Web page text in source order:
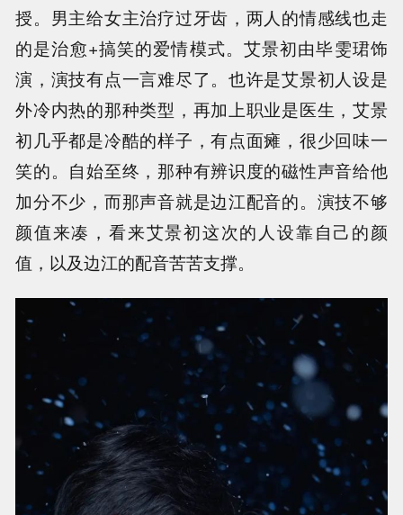
授。男主给女主治疗过牙齿，两人的情感线也走
的是治愈+搞笑的爱情模式。艾景初由毕雯珺饰
演，演技有点一言难尽了。也许是艾景初人设是
外冷内热的那种类型，再加上职业是医生，艾景
初几乎都是冷酷的样子，有点面瘫，很少回味一
笑的。自始至终，那种有辨识度的磁性声音给他
加分不少，而那声音就是边江配音的。演技不够
颜值来凑，看来艾景初这次的人设靠自己的颜
值，以及边江的配音苦苦支撑。